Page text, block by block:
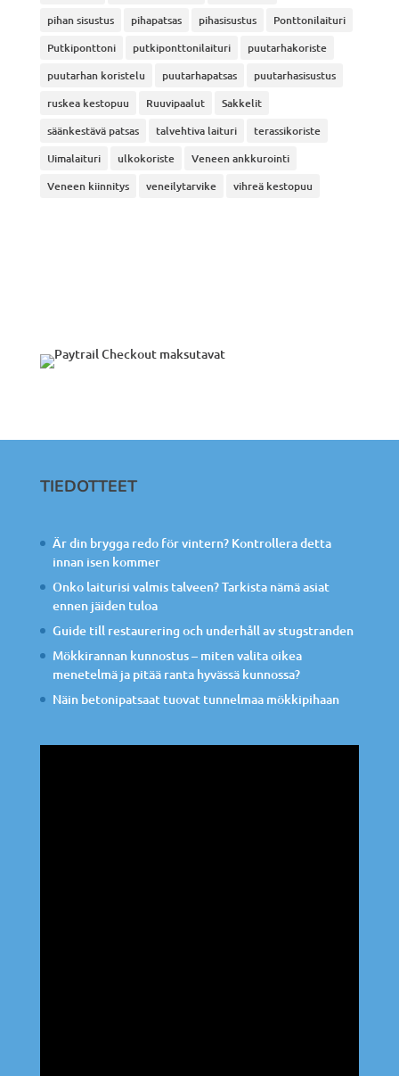
pihan sisustus
pihapatsas pihasisustus
Ponttonilaituri
Putkiponttoni
putkiponttonilaituri
puutarhakoriste
puutarhan koristelu
puutarhapatsas
puutarhasisustus
ruskea kestopuu
Ruuvipaalut
Sakkelit
säänkestävä patsas
talvehtiva laituri
terassikoriste
Uimalaituri
ulkokoriste
Veneen ankkurointi
Veneen kiinnitys
veneilytarvike vihreä kestopuu
TIEDOTTEET
Är din brygga redo för vintern? Kontrollera detta
innan isen kommer
Onko laiturisi valmis talveen? Tarkista nämä asiat
ennen jäiden tuloa
Guide till restaurering och underhåll av stugstranden
Mökkirannan kunnostus – miten valita oikea
menetelmä ja pitää ranta hyvässä kunnossa?
Näin betonipatsaat tuovat tunnelmaa mökkipihaan